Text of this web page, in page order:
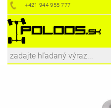
+421 944 955 777